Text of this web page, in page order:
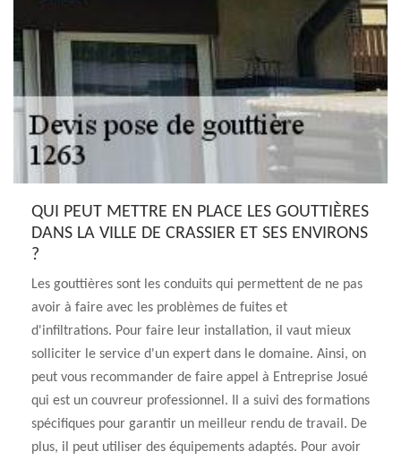
QUI PEUT METTRE EN PLACE LES GOUTTIÈRES
DANS LA VILLE DE CRASSIER ET SES ENVIRONS
?
Les gouttières sont les conduits qui permettent de ne pas
avoir à faire avec les problèmes de fuites et
d'infiltrations. Pour faire leur installation, il vaut mieux
solliciter le service d'un expert dans le domaine. Ainsi, on
peut vous recommander de faire appel à Entreprise Josué
qui est un couvreur professionnel. Il a suivi des formations
spécifiques pour garantir un meilleur rendu de travail. De
plus, il peut utiliser des équipements adaptés. Pour avoir